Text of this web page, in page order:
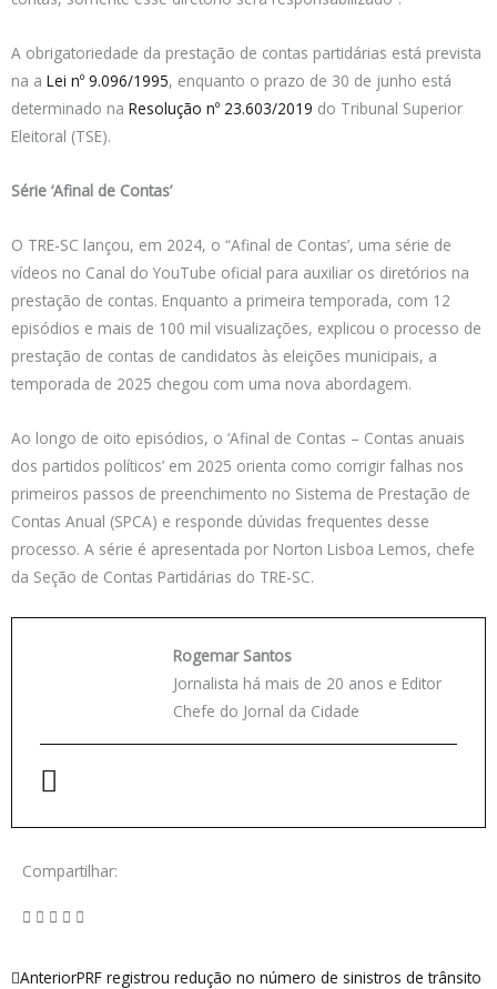
A obrigatoriedade da prestação de contas partidárias está prevista
na a Lei nº 9.096/1995, enquanto o prazo de 30 de junho está
determinado na Resolução nº 23.603/2019 do Tribunal Superior
Eleitoral (TSE).
Série ‘Afinal de Contas’
O TRE-SC lançou, em 2024, o “Afinal de Contas’, uma série de
vídeos no Canal do YouTube oficial para auxiliar os diretórios na
prestação de contas. Enquanto a primeira temporada, com 12
episódios e mais de 100 mil visualizações, explicou o processo de
prestação de contas de candidatos às eleições municipais, a
temporada de 2025 chegou com uma nova abordagem.
Ao longo de oito episódios, o ‘Afinal de Contas – Contas anuais
dos partidos políticos’ em 2025 orienta como corrigir falhas nos
primeiros passos de preenchimento no Sistema de Prestação de
Contas Anual (SPCA) e responde dúvidas frequentes desse
processo. A série é apresentada por Norton Lisboa Lemos, chefe
da Seção de Contas Partidárias do TRE-SC.
Rogemar Santos
Jornalista há mais de 20 anos e Editor
Chefe do Jornal da Cidade
Compartilhar:
Anterior
AnteriorPRF registrou redução no número de sinistros de trânsito
Próximo